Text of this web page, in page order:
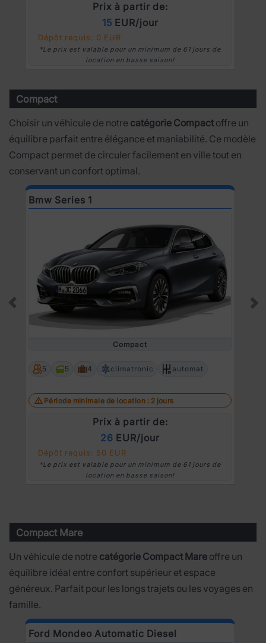
Prix à partir de:
15 EUR/jour
Dépôt requis: 0 EUR
*Le prix est valable pour un minimum de 61 jours de
location en basse saison!
Compact
Choisir un véhicule de notre catégorie Compact offre un
équilibre parfait entre élégance et maniabilité. Ce modèle
Compact permet de circuler facilement en ville tout en
conservant un confort optimal.
Bmw Series 1
Compact
5 5 4 climatronic automat
Période minimale de location : 2 jours
Prix à partir de:
26 EUR/jour
Dépôt requis: 50 EUR
*Le prix est valable pour un minimum de 61 jours de
location en basse saison!
Compact Mare
Un véhicule de notre catégorie Compact Mare offre un
équilibre idéal entre confort supérieur et espace
généreux. Parfait pour les longs trajets ou les voyages en
famille.
Ford Mondeo Automatic Diesel